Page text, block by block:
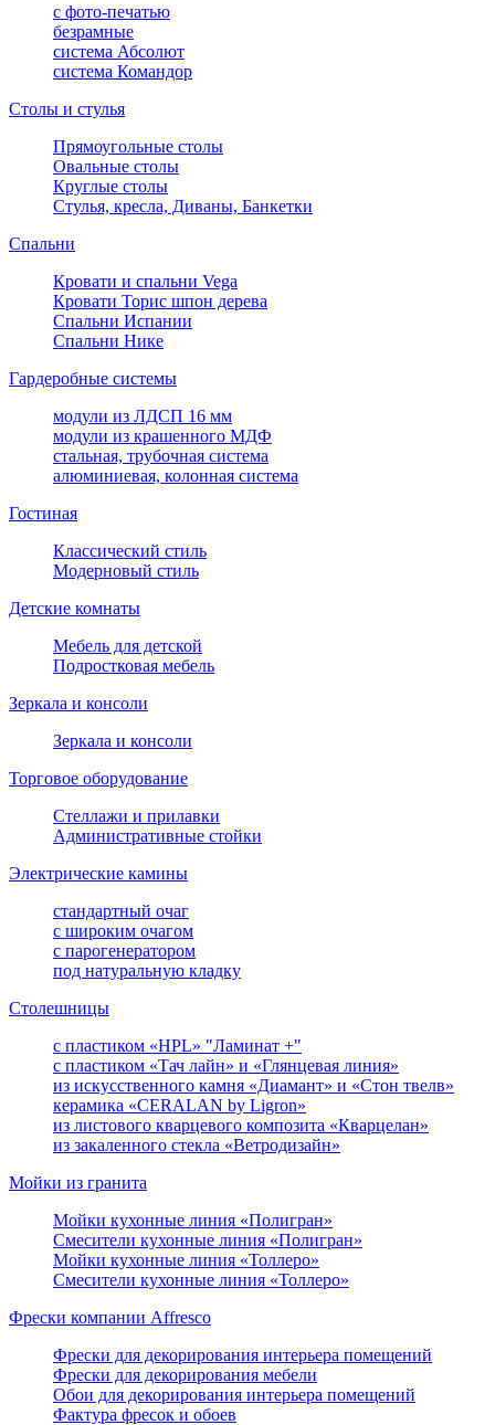
с фото-печатью
безрамные
система Абсолют
система Командор
Столы и стулья
Прямоугольные столы
Овальные столы
Круглые столы
Стулья, кресла, Диваны, Банкетки
Спальни
Кровати и спальни Vega
Кровати Торис шпон дерева
Спальни Испании
Спальни Нике
Гардеробные системы
модули из ЛДСП 16 мм
модули из крашенного МДФ
стальная, трубочная система
алюминиевая, колонная система
Гостиная
Классический стиль
Модерновый стиль
Детские комнаты
Мебель для детской
Подростковая мебель
Зеркала и консоли
Зеркала и консоли
Торговое оборудование
Стеллажи и прилавки
Административные стойки
Электрические камины
стандартный очаг
с широким очагом
с парогенератором
под натуральную кладку
Столешницы
с пластиком «HPL» "Ламинат +"
с пластиком «Тач лайн» и «Глянцевая линия»
из искусственного камня «Диамант» и «Стон твелв»
керамика «CERALAN by Ligron»
из листового кварцевого композита «Кварцелан»
из закаленного стекла «Ветродизайн»
Мойки из гранита
Мойки кухонные линия «Полигран»
Смесители кухонные линия «Полигран»
Мойки кухонные линия «Толлеро»
Смесители кухонные линия «Толлеро»
Фрески компании Affresco
Фрески для декорирования интерьера помещений
Фрески для декорирования мебели
Обои для декорирования интерьера помещений
Фактура фресок и обоев